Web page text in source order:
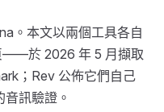
。本文以兩個工具各自
於 2026 年 5 月擷取
；Rev 公佈它們自己
訊驗證。